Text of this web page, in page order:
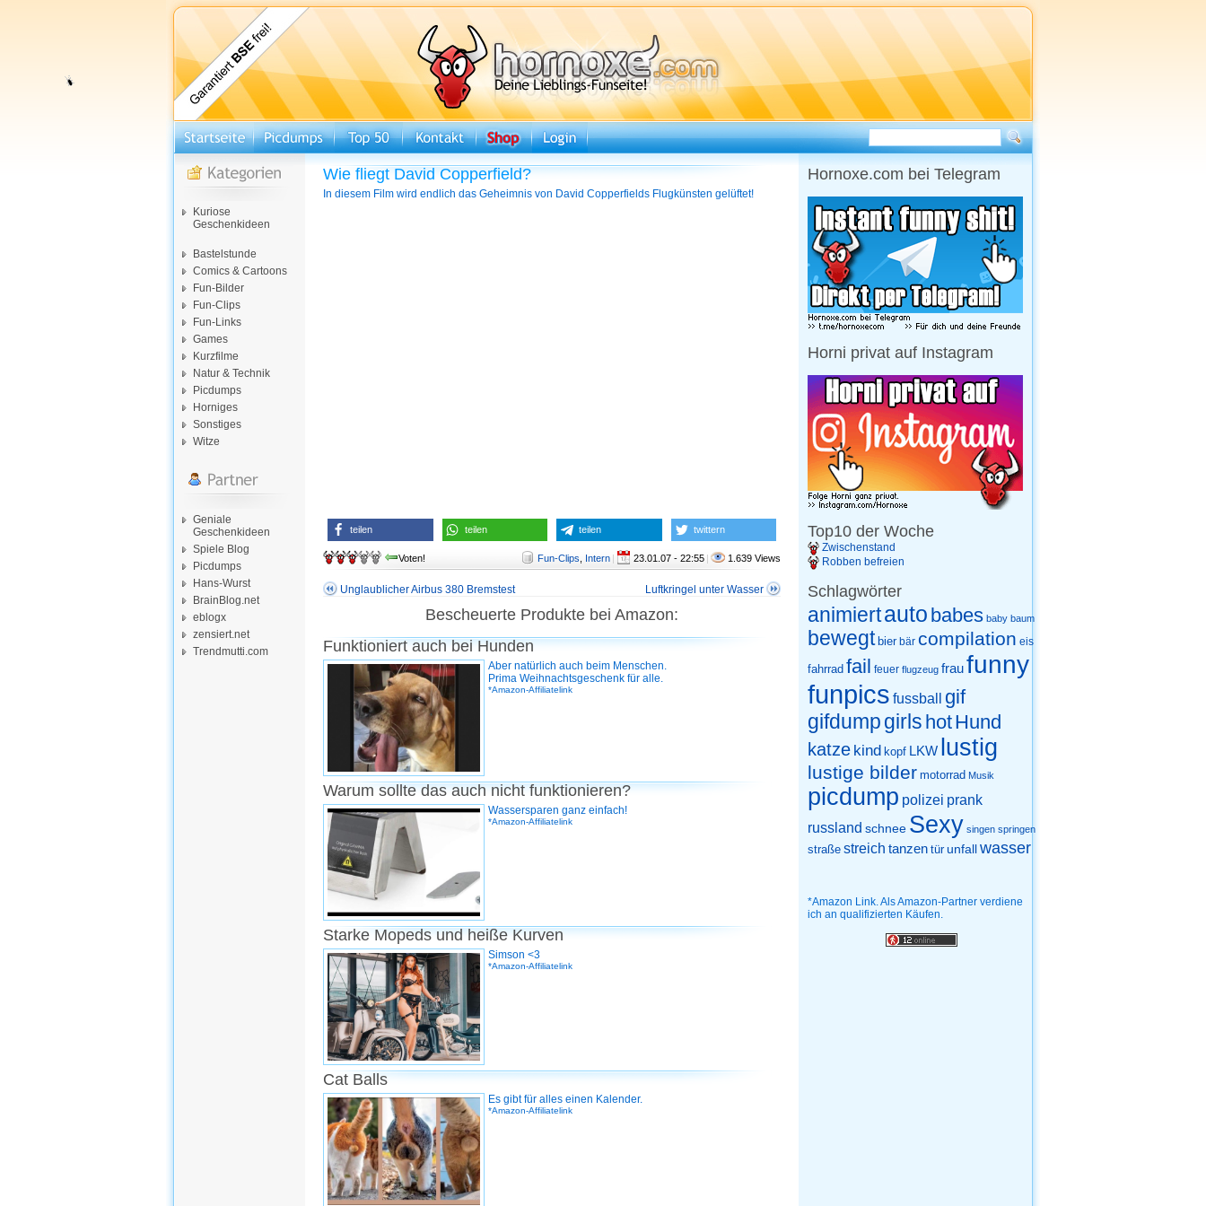
Kuriose
Geschenkideen
Bastelstunde
Comics & Cartoons
Fun-Bilder
Fun-Clips
Fun-Links
Games
Kurzfilme
Natur & Technik
Picdumps
Horniges
Sonstiges
Witze
Geniale
Geschenkideen
Spiele Blog
Picdumps
Hans-Wurst
BrainBlog.net
eblogx
zensiert.net
Trendmutti.com
Wie fliegt David Copperfield?
In diesem Film wird endlich das Geheimnis von David Copperfields Flugkünsten gelüftet!
teilen teilen teilen twittern
Voten! Fun-Clips Intern | 23.01.07 - 22:55 | 1.639 Views
Unglaublicher Airbus 380 Bremstest Luftkringel unter Wasser
Bescheuerte Produkte bei Amazon:
Funktioniert auch bei Hunden
Aber natürlich auch beim Menschen.
Prima Weihnachtsgeschenk für alle.
*Amazon-Affiliatelink
Warum sollte das auch nicht funktionieren?
Wassersparen ganz einfach!
*Amazon-Affiliatelink
Starke Mopeds und heiße Kurven
Simson <3
*Amazon-Affiliatelink
Cat Balls
Es gibt für alles einen Kalender.
*Amazon-Affiliatelink
Hornoxe.com bei Telegram
Horni privat auf Instagram
Top10 der Woche
Zwischenstand
Robben befreien
Schlagwörter
animiertauto babes baby baum
bewegt bier bär compilation eis
fahrrad fail feuer flugzeug fraufunny
funpics fussball gif
gifdump girls hotHund
katze kind kopf LKW lustig
lustige bilder motorrad Musik
picdump polizei prank
russland schnee Sexy singen springen
straße streich tanzen tür unfallwasser
*Amazon Link. Als Amazon-Partner verdiene
ich an qualifizierten Käufen.